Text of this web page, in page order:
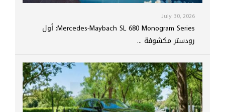
July 30, 2026
Mercedes-Maybach SL 680 Monogram Series: أول
رودستر مكشوفة ...